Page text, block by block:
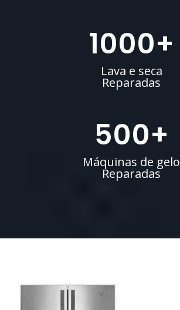
1000+
Lava e seca
Reparadas
500+
Máquinas de gelo
Reparadas